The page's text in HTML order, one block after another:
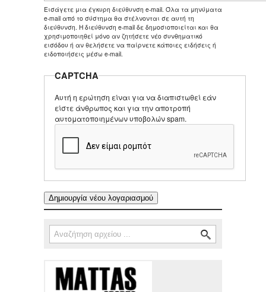
Εισάγετε μια έγκυρη διεύθυνση e-mail. Όλα τα μηνύματα
e-mail από το σύστημα θα στέλνονται σε αυτή τη
διεύθυνση. Η διεύθυνση e-mail δε δημοσιοποιείται και θα
χρησιμοποιηθεί μόνο αν ζητήσετε νέο συνθηματικό
εισόδου ή αν θελήσετε να παίρνετε κάποιες ειδήσεις ή
ειδοποιήσεις μέσω e-mail.
CAPTCHA
Αυτή η ερώτηση είναι για να διαπιστωθεί εάν
είστε άνθρωπος και για την αποτροπή
αυτοματοποιημένων υποβολών spam.
Φόρμα αναζήτησης
Αναζήτηση